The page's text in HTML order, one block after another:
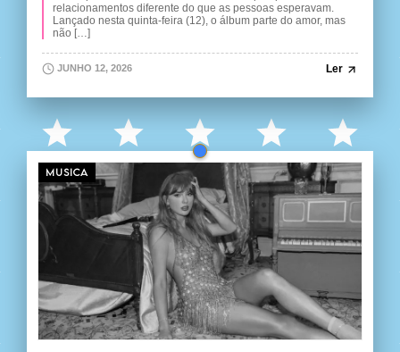
relacionamentos diferente do que as pessoas esperavam.
Lançado nesta quinta-feira (12), o álbum parte do amor, mas
não […]
JUNHO 12, 2026 Ler
MUSICA